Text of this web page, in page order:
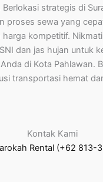
strategis di
proses sewa yang
harga kompetitif.
dan jas hujan untuk
di Kota Pahlawan.
transportasi hemat
Kontak Kami
Rental (+62 813-